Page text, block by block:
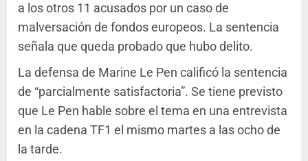
a los otros 11 acusados por un caso de
malversación de fondos europeos. La sentencia
señala que queda probado que hubo delito.
La defensa de Marine Le Pen calificó la sentencia
de “parcialmente satisfactoria”. Se tiene previsto
que Le Pen hable sobre el tema en una entrevista
en la cadena TF1 el mismo martes a las ocho de
la tarde.